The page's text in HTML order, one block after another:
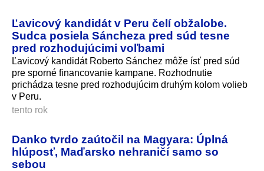
Ľavicový kandidát v Peru čelí obžalobe.
Sudca posiela Sáncheza pred súd tesne
pred rozhodujúcimi voľbami
Ľavicový kandidát Roberto Sánchez môže ísť pred súd
pre sporné financovanie kampane. Rozhodnutie
prichádza tesne pred rozhodujúcim druhým kolom volieb
v Peru.
tento rok
Danko tvrdo zaútočil na Magyara: Úplná
hlúposť, Maďarsko nehraničí samo so
sebou